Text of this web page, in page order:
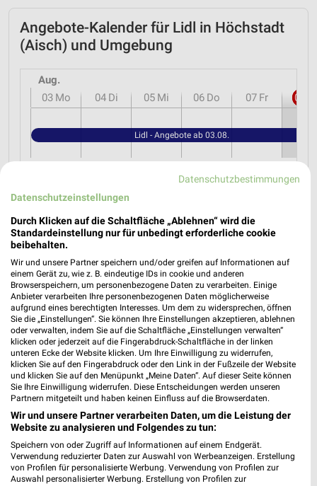
Angebote-Kalender für Lidl in Höchstadt
(Aisch) und Umgebung
Aug.
03 Mo 04 Di 05 Mi 06 Do 07 Fr 08
Lidl - Angebote ab 03.08.
weekli Magazin
Erlebe mit Lidl und Andre Agassi die neuesten Silvercrest Küchengeräte
17.04.2026
Mit Lidl Plus 3 für 2 - im laut DtGv besten Backshop
10.04.2026
Datenschutzbestimmungen
Datenschutzeinstellungen
Durch Klicken auf die Schaltfläche „Ablehnen“ wird die
Standardeinstellung nur für unbedingt erforderliche cookie
beibehalten.
Wir und unsere Partner speichern und/oder greifen auf Informationen auf
einem Gerät zu, wie z. B. eindeutige IDs in cookie und anderen
Browserspeichern, um personenbezogene Daten zu verarbeiten. Einige
Anbieter verarbeiten Ihre personenbezogenen Daten möglicherweise
aufgrund eines berechtigten Interesses. Um dem zu widersprechen, öffnen
Sie die „Einstellungen“. Sie können Ihre Einstellungen akzeptieren, ablehnen
oder verwalten, indem Sie auf die Schaltfläche „Einstellungen verwalten“
klicken oder jederzeit auf die Fingerabdruck-Schaltfläche in der linken
unteren Ecke der Website klicken. Um Ihre Einwilligung zu widerrufen,
klicken Sie auf den Fingerabdruck oder den Link in der Fußzeile der Website
und klicken Sie auf den Menüpunkt „Meine Daten“. Auf dieser Seite können
Sie Ihre Einwilligung widerrufen. Diese Entscheidungen werden unseren
Partnern mitgeteilt und haben keinen Einfluss auf die Browserdaten.
Wir und unsere Partner verarbeiten Daten, um die Leistung der
Website zu analysieren und Folgendes zu tun:
Speichern von oder Zugriff auf Informationen auf einem Endgerät.
Verwendung reduzierter Daten zur Auswahl von Werbeanzeigen. Erstellung
von Profilen für personalisierte Werbung. Verwendung von Profilen zur
Auswahl personalisierter Werbung. Erstellung von Profilen zur